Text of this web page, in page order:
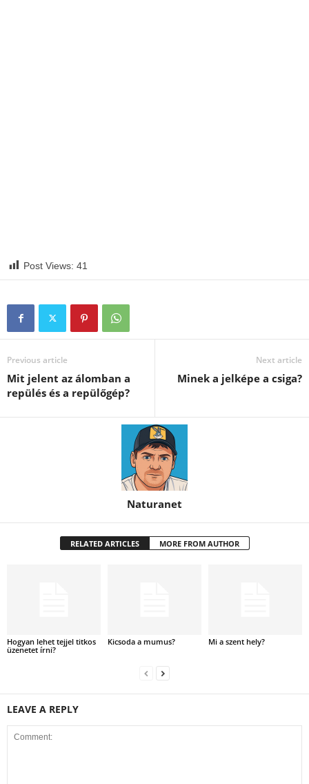
Post Views: 41
Previous article
Mit jelent az álomban a
repülés és a repülőgép?
Next article
Minek a jelképe a csiga?
Naturanet
RELATED ARTICLES MORE FROM AUTHOR
Hogyan lehet tejjel titkos
üzenetet írni?
Kicsoda a mumus? Mi a szent hely?
LEAVE A REPLY